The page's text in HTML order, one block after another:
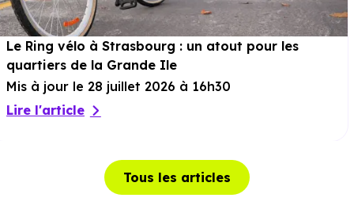
Le Ring vélo à Strasbourg : un atout pour les
quartiers de la Grande Ile
Mis à jour le 28 juillet 2026 à 16h30
Lire l'article
Tous les articles